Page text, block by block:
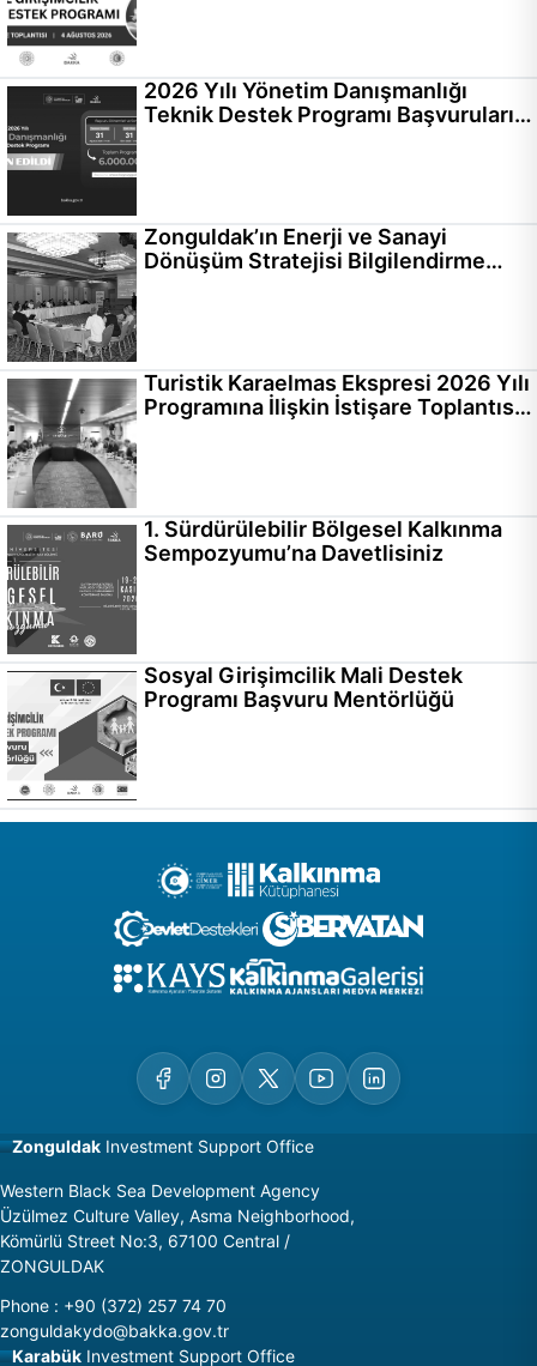
2026 Yılı Yönetim Danışmanlığı
Teknik Destek Programı Başvuruları
Zonguldak’ın Enerji ve Sanayi
Dönüşüm Stratejisi Bilgilendirme
Turistik Karaelmas Ekspresi 2026 Yılı
Programına İlişkin İstişare Toplantısı
1. Sürdürülebilir Bölgesel Kalkınma
Sempozyumu’na Davetlisiniz
Sosyal Girişimcilik Mali Destek
Programı Başvuru Mentörlüğü
Zonguldak Investment Support Office
Western Black Sea Development Agency
Üzülmez Culture Valley, Asma Neighborhood,
Kömürlü Street No:3, 67100 Central /
ZONGULDAK
Phone : +90 (372) 257 74 70
zonguldakydo@bakka.gov.tr
Karabük Investment Support Office